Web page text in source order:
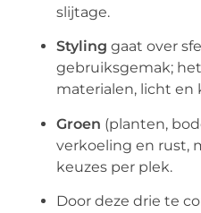
slijtage.
Styling gaat over
gebruiksgemak;
materialen, licht en
Groen (planten,
verkoeling en rust,
keuzes per plek.
Door deze drie te